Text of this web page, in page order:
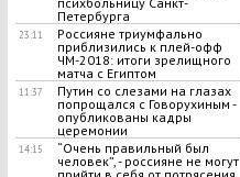
Петербурга
23:11
Россияне триумфально
приблизились к плей-офф
ЧМ-2018: итоги зрелищного
матча с Египтом
11:37
Путин со слезами на глазах
попрощался с Говорухиным -
опубликованы кадры
церемонии
14:15
​“Очень правильный был
человек”, - россияне не могут